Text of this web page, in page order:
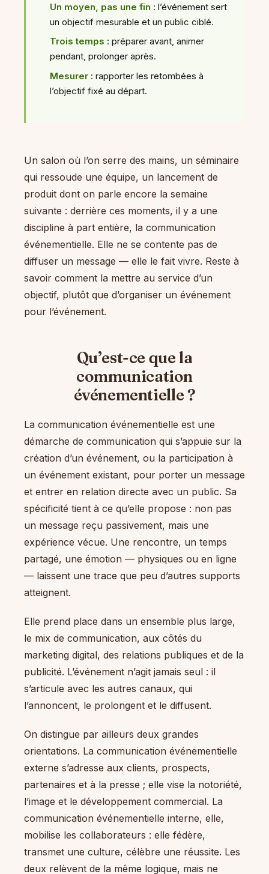
Un moyen, pas une fin : l’événement sert
un objectif mesurable et un public ciblé.
Trois temps : préparer avant, animer
pendant, prolonger après.
Mesurer : rapporter les retombées à
l’objectif fixé au départ.
Un salon où l’on serre des mains, un séminaire
qui ressoude une équipe, un lancement de
produit dont on parle encore la semaine
suivante : derrière ces moments, il y a une
discipline à part entière, la communication
événementielle. Elle ne se contente pas de
diffuser un message — elle le fait vivre. Reste à
savoir comment la mettre au service d’un
objectif, plutôt que d’organiser un événement
pour l’événement.
Qu’est-ce que la
communication
événementielle ?
La communication événementielle est une
démarche de communication qui s’appuie sur la
création d’un événement, ou la participation à
un événement existant, pour porter un message
et entrer en relation directe avec un public. Sa
spécificité tient à ce qu’elle propose : non pas
un message reçu passivement, mais une
expérience vécue. Une rencontre, un temps
partagé, une émotion — physiques ou en ligne
— laissent une trace que peu d’autres supports
atteignent.
Elle prend place dans un ensemble plus large,
le mix de communication, aux côtés du
marketing digital, des relations publiques et de la
publicité. L’événement n’agit jamais seul : il
s’articule avec les autres canaux, qui
l’annoncent, le prolongent et le diffusent.
On distingue par ailleurs deux grandes
orientations. La communication événementielle
externe s’adresse aux clients, prospects,
partenaires et à la presse ; elle vise la notoriété,
l’image et le développement commercial. La
communication événementielle interne, elle,
mobilise les collaborateurs : elle fédère,
transmet une culture, célèbre une réussite. Les
deux relèvent de la même logique, mais ne